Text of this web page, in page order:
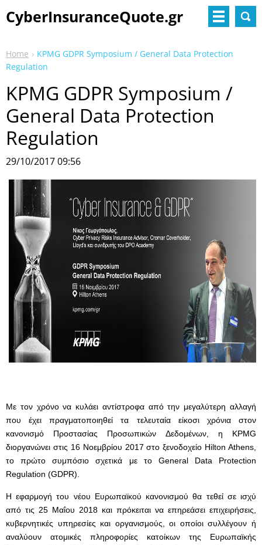
CyberInsuranceQuote.gr
Home
KPMG GDPR Symposium / General Data Protection
Regulation
KPMG GDPR Symposium /
General Data Protection
Regulation
29/10/2017 09:56
Με τον χρόνο να κυλάει αντίστροφα από την μεγαλύτερη αλλαγή
που έχει πραγματοποιηθεί τα τελευταία είκοσι χρόνια στον
κανονισμό Προστασίας Προσωπικών Δεδομένων, η KPMG
διοργανώνει στις 16 Νοεμβρίου 2017 στο ξενοδοχείο Hilton Athens,
το πρώτο συμπόσιο σχετικά με το General Data Protection
Regulation (GDPR).
Η εφαρμογή του νέου Ευρωπαϊκού κανονισμού θα τεθεί σε ισχύ
από τις 25 Μαΐου 2018 και πρόκειται να επηρεάσει επιχειρήσεις,
κυβερνητικές υπηρεσίες και οργανισμούς, οι οποίοι συλλέγουν ή
αναλύουν ατομικές πληροφορίες κατοίκων της Ευρωπαϊκής